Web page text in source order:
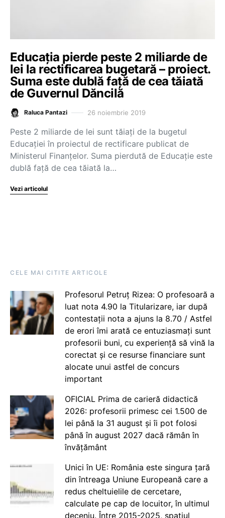
Educația pierde peste 2 miliarde de
lei la rectificarea bugetară – proiect.
Suma este dublă față de cea tăiată
de Guvernul Dăncilă
Raluca Pantazi 26 noiembrie 2019
Peste 2 miliarde de lei sunt tăiați de la bugetul
Educației în proiectul de rectificare publicat de
Ministerul Finanțelor. Suma pierdută de Educație este
dublă față de cea tăiată la…
Vezi articolul
CELE MAI CITITE ARTICOLE
Profesorul Petruț Rizea: O profesoară a
luat nota 4.90 la Titularizare, iar după
contestații nota a ajuns la 8.70 / Astfel
de erori îmi arată ce entuziasmați sunt
profesorii buni, cu experiență să vină la
corectat și ce resurse financiare sunt
alocate unui astfel de concurs
important
OFICIAL Prima de carieră didactică
2026: profesorii primesc cei 1.500 de
lei până la 31 august și îi pot folosi
până în august 2027 dacă rămân în
învățământ
Unici în UE: România este singura țară
din întreaga Uniune Europeană care a
redus cheltuielile de cercetare,
calculate pe cap de locuitor, în ultimul
deceniu. Între 2015-2025, spațiul